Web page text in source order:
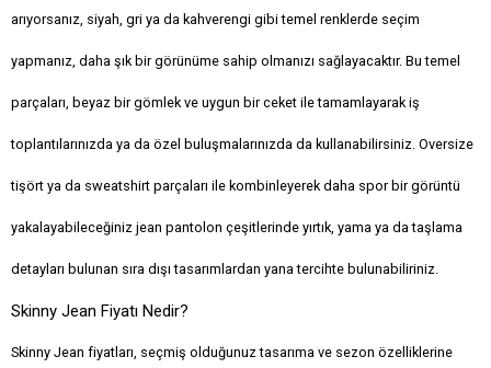
arıyorsanız, siyah, gri ya da kahverengi gibi temel renklerde seçim
yapmanız, daha şık bir görünüme sahip olmanızı sağlayacaktır. Bu temel
parçaları, beyaz bir gömlek ve uygun bir ceket ile tamamlayarak iş
toplantılarınızda ya da özel buluşmalarınızda da kullanabilirsiniz. Oversize
tişört ya da sweatshirt parçaları ile kombinleyerek daha spor bir görüntü
yakalayabileceğiniz jean pantolon çeşitlerinde yırtık, yama ya da taşlama
detayları bulunan sıra dışı tasarımlardan yana tercihte bulunabiliriniz.
Skinny Jean Fiyatı Nedir?
Skinny Jean fiyatları, seçmiş olduğunuz tasarıma ve sezon özelliklerine